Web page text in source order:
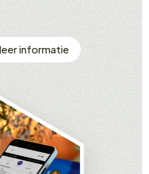
informatie